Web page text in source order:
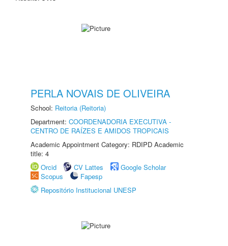
PERLA NOVAIS DE OLIVEIRA
School: Reitoria (Reitoria)
Department: COORDENADORIA EXECUTIVA -
CENTRO DE RAÍZES E AMIDOS TROPICAIS
Academic Appointment Category: RDIPD Academic
title: 4
Orcid
CV Lattes
Google Scholar
Scopus
Fapesp
Repositório Institucional UNESP